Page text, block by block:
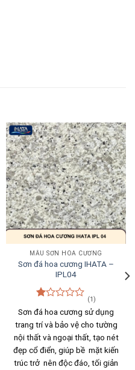
MẪU SƠN HOA CƯƠNG
Sơn đá hoa cương IHATA –
IPL04
Được
xếp
hạng
1.00
5
sao
(1)
Sơn đá hoa cương sử dụng
trang trí và bảo vệ cho tường
nội thất và ngoại thất, tạo nét
đẹp cổ điển, giúp bề mặt kiến
trúc trở nên độc đáo, tối giản